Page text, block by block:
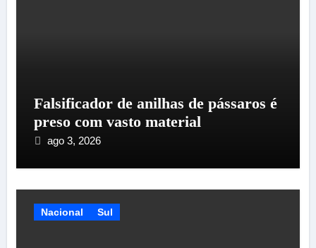
Falsificador de anilhas de pássaros é
preso com vasto material
ago 3, 2026
Nacional Sul